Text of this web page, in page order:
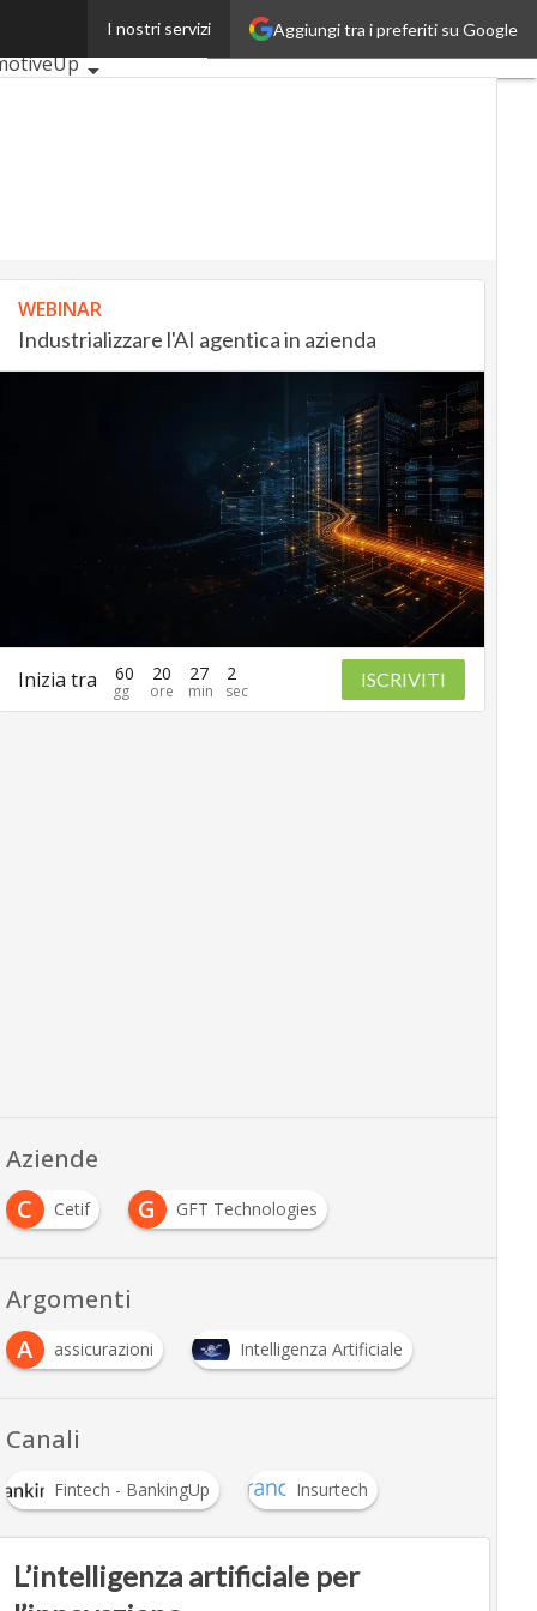
Aggiungi tra i preferiti su Google
I nostri servizi
WEBINAR
Industrializzare l'AI agentica in azienda
Inizia tra 60 20 27 1 ISCRIVITI
Aziende
C
Cetif G GFT Technologies
Argomenti
A
assicurazioni Intelligenza Artificiale
Canali
Fintech - BankingUp Insurtech
L’intelligenza artificiale per